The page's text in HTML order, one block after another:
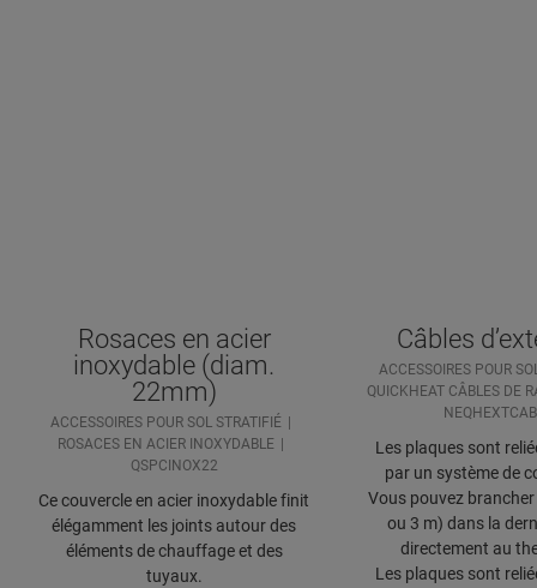
Rosaces en acier
inoxydable (diam.
22mm)
ACCESSOIRES POUR SOL STRATIFIÉ
ROSACES EN ACIER INOXYDABLE
QSPCINOX22
Ce couvercle en acier inoxydable finit
élégamment les joints autour des
éléments de chauffage et des
tuyaux.
Câbles
ACCESSOIRES POUR
QUICKHEAT CÂBLES DE
Les plaques sont
par un système de
Vous pouvez
ou 3 m) dans la
directement au
Les plaques sont